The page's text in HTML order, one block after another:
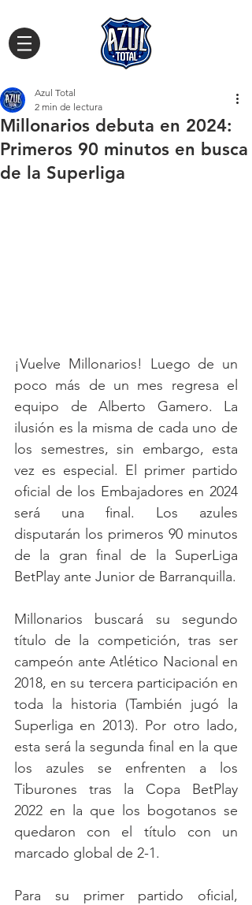
Millonarios debuta en 2024:
Primeros 90 minutos en busca
de la Superliga
Azul Total
2 min de lectura
¡Vuelve Millonarios! Luego de un
poco más de un mes regresa el
equipo de Alberto Gamero. La
ilusión es la misma de cada uno de
los semestres, sin embargo, esta
vez es especial. El primer partido
oficial de los Embajadores en 2024
será una final. Los azules
disputarán los primeros 90 minutos
de la gran final de la SuperLiga
BetPlay ante Junior de Barranquilla.
Millonarios buscará su segundo
título de la competición, tras ser
campeón ante Atlético Nacional en
2018, en su tercera participación en
toda la historia (También jugó la
Superliga en 2013). Por otro lado,
esta será la segunda final en la que
los azules se enfrenten a los
Tiburones tras la Copa BetPlay
2022 en la que los bogotanos se
quedaron con el título con un
marcado global de 2-1.
Para su primer partido oficial,